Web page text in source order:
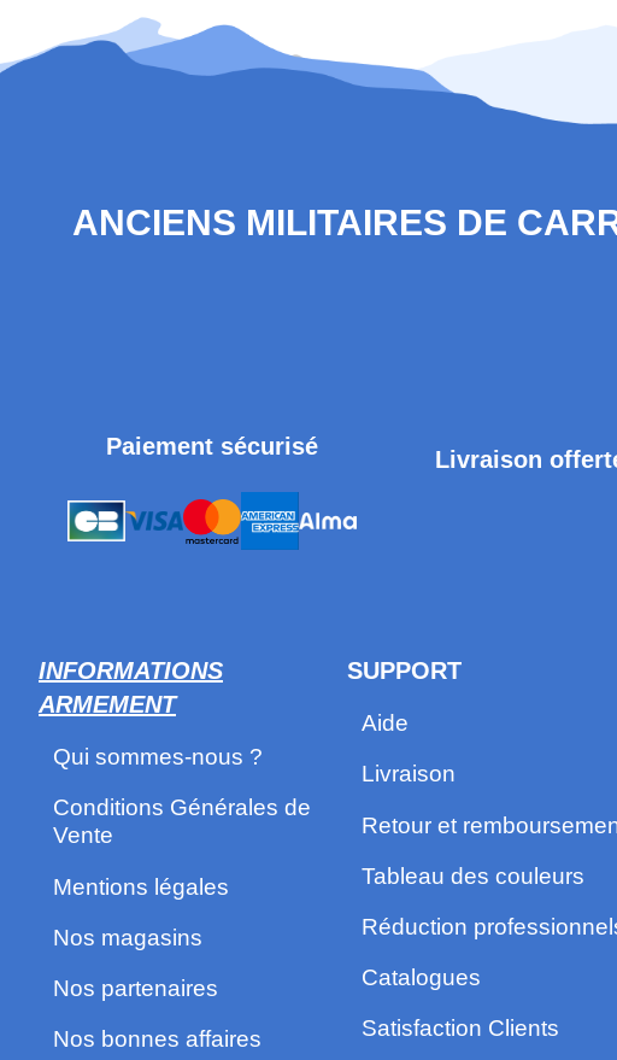
ANCIENS MILITAIRES DE
Paiement sécurisé Livraison
INFORMATIONS
ARMEMENT
Qui sommes-nous ?
Conditions Générales de
Vente
Mentions légales
Nos magasins
Nos partenaires
Nos bonnes affaires
SUPPORT
Aide
Livraison
Retour et
Tableau des couleurs
Réduction
Catalogues
Satisfaction Clients